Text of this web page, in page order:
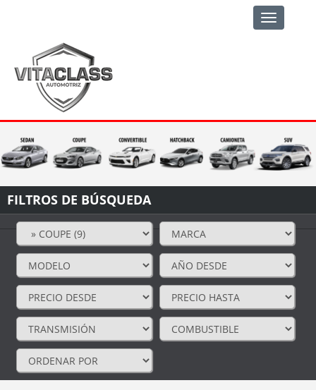
Toggle
navigation
FILTROS DE BÚSQUEDA